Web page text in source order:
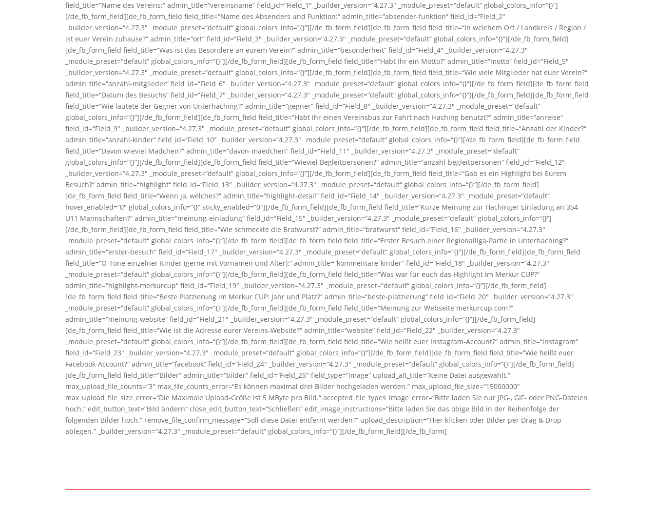
field_title=“Name des Vereins:“ admin_title=“vereinsname“ field_id=“Field_1″ _builder_version=“4.27.3″ _module_preset=“default“ global_colors_info=“{}“]
[/de_fb_form_field][de_fb_form_field field_title=“Name des Absenders und Funktion:“ admin_title=“absender-funktion“ field_id=“Field_2″
_builder_version=“4.27.3″ _module_preset=“default“ global_colors_info=“{}“][/de_fb_form_field][de_fb_form_field field_title=“In welchem Ort / Landkreis / Region /
ist euer Verein zuhause?“ admin_title=“ort“ field_id=“Field_3″ _builder_version=“4.27.3″ _module_preset=“default“ global_colors_info=“{}“][/de_fb_form_field]
[de_fb_form_field field_title=“Was ist das Besondere an eurem Verein?“ admin_title=“besonderheit“ field_id=“Field_4″ _builder_version=“4.27.3″
_module_preset=“default“ global_colors_info=“{}“][/de_fb_form_field][de_fb_form_field field_title=“Habt Ihr ein Motto?“ admin_title=“motto“ field_id=“Field_5″
_builder_version=“4.27.3″ _module_preset=“default“ global_colors_info=“{}“][/de_fb_form_field][de_fb_form_field field_title=“Wie viele Mitglieder hat euer Verein?“
admin_title=“anzahl-mitglieder“ field_id=“Field_6″ _builder_version=“4.27.3″ _module_preset=“default“ global_colors_info=“{}“][/de_fb_form_field][de_fb_form_field
field_title=“Datum des Besuchs“ field_id=“Field_7″ _builder_version=“4.27.3″ _module_preset=“default“ global_colors_info=“{}“][/de_fb_form_field][de_fb_form_field
field_title=“Wie lautete der Gegner von Unterhaching?“ admin_title=“gegner“ field_id=“Field_8″ _builder_version=“4.27.3″ _module_preset=“default“
global_colors_info=“{}“][/de_fb_form_field][de_fb_form_field field_title=“Habt ihr einen Vereinsbus zur Fahrt nach Haching benutzt?“ admin_title=“anreise“
field_id=“Field_9″ _builder_version=“4.27.3″ _module_preset=“default“ global_colors_info=“{}“][/de_fb_form_field][de_fb_form_field field_title=“Anzahl der Kinder?“
admin_title=“anzahl-kinder“ field_id=“Field_10″ _builder_version=“4.27.3″ _module_preset=“default“ global_colors_info=“{}“][/de_fb_form_field][de_fb_form_field
field_title=“Davon wieviel Mädchen?“ admin_title=“davon-maedchen“ field_id=“Field_11″ _builder_version=“4.27.3″ _module_preset=“default“
global_colors_info=“{}“][/de_fb_form_field][de_fb_form_field field_title=“Wieviel Begleitpersonen?“ admin_title=“anzahl-begleitpersonen“ field_id=“Field_12″
_builder_version=“4.27.3″ _module_preset=“default“ global_colors_info=“{}“][/de_fb_form_field][de_fb_form_field field_title=“Gab es ein Highlight bei Eurem
Besuch?“ admin_title=“highlight“ field_id=“Field_13″ _builder_version=“4.27.3″ _module_preset=“default“ global_colors_info=“{}“][/de_fb_form_field]
[de_fb_form_field field_title=“Wenn ja, welches?“ admin_title=“highlight-detail“ field_id=“Field_14″ _builder_version=“4.27.3″ _module_preset=“default“
hover_enabled=“0″ global_colors_info=“{}“ sticky_enabled=“0″][/de_fb_form_field][de_fb_form_field field_title=“Kurze Meinung zur Hachinger Einladung an 354
U11 Mannschaften?“ admin_title=“meinung-einladung“ field_id=“Field_15″ _builder_version=“4.27.3″ _module_preset=“default“ global_colors_info=“{}“]
[/de_fb_form_field][de_fb_form_field field_title=“Wie schmeckte die Bratwurst?“ admin_title=“bratwurst“ field_id=“Field_16″ _builder_version=“4.27.3″
_module_preset=“default“ global_colors_info=“{}“][/de_fb_form_field][de_fb_form_field field_title=“Erster Besuch einer Regionalliga-Partie in Unterhaching?“
admin_title=“erster-besuch“ field_id=“Field_17″ _builder_version=“4.27.3″ _module_preset=“default“ global_colors_info=“{}“][/de_fb_form_field][de_fb_form_field
field_title=“O-Töne einzelner Kinder (gerne mit Vornamen und Alter):“ admin_title=“kommentare-kinder“ field_id=“Field_18″ _builder_version=“4.27.3″
_module_preset=“default“ global_colors_info=“{}“][/de_fb_form_field][de_fb_form_field field_title=“Was war für euch das Highlight im Merkur CUP?“
admin_title=“highlight-merkurcup“ field_id=“Field_19″ _builder_version=“4.27.3″ _module_preset=“default“ global_colors_info=“{}“][/de_fb_form_field]
[de_fb_form_field field_title=“Beste Platzierung im Merkur CUP: Jahr und Platz?“ admin_title=“beste-platzierung“ field_id=“Field_20″ _builder_version=“4.27.3″
_module_preset=“default“ global_colors_info=“{}“][/de_fb_form_field][de_fb_form_field field_title=“Meinung zur Webseite merkurcup.com?“
admin_title=“meinung-website“ field_id=“Field_21″ _builder_version=“4.27.3″ _module_preset=“default“ global_colors_info=“{}“][/de_fb_form_field]
[de_fb_form_field field_title=“Wie ist die Adresse eurer Vereins-Website?“ admin_title=“website“ field_id=“Field_22″ _builder_version=“4.27.3″
_module_preset=“default“ global_colors_info=“{}“][/de_fb_form_field][de_fb_form_field field_title=“Wie heißt euer Instagram-Account?“ admin_title=“instagram“
field_id=“Field_23″ _builder_version=“4.27.3″ _module_preset=“default“ global_colors_info=“{}“][/de_fb_form_field][de_fb_form_field field_title=“Wie heißt euer
Facebook-Account?“ admin_title=“facebook“ field_id=“Field_24″ _builder_version=“4.27.3″ _module_preset=“default“ global_colors_info=“{}“][/de_fb_form_field]
[de_fb_form_field field_title=“Bilder“ admin_title=“bilder“ field_id=“Field_25″ field_type=“image“ upload_alt_title=“Keine Datei ausgewählt.“
max_upload_file_counts=“3″ max_file_counts_error=“Es können maximal drei Bilder hochgeladen werden.“ max_upload_file_size=“15000000″
max_upload_file_size_error=“Die Maximale Upload-Größe ist 5 MByte pro Bild.“ accepted_file_types_image_error=“Bitte laden Sie nur JPG-, GIF- oder PNG-Dateien
hoch.“ edit_button_text=“Bild ändern“ close_edit_button_text=“Schließen“ edit_image_instructions=“Bitte laden Sie das obige Bild in der Reihenfolge der
folgenden Bilder hoch.“ remove_file_confirm_message=“Soll diese Datei entfernt werden?“ upload_description=“Hier klicken oder Bilder per Drag & Drop
ablegen.“ _builder_version=“4.27.3″ _module_preset=“default“ global_colors_info=“{}“][/de_fb_form_field][/de_fb_form]